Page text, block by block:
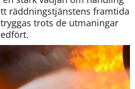
räddningstjänstens framtida
trots de utmaningar